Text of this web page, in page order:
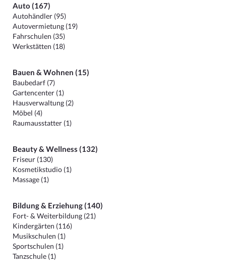
Auto (167)
Autohändler (95)
Autovermietung (19)
Fahrschulen (35)
Werkstätten (18)
Bauen & Wohnen (15)
Baubedarf (7)
Gartencenter (1)
Hausverwaltung (2)
Möbel (4)
Raumausstatter (1)
Beauty & Wellness (132)
Friseur (130)
Kosmetikstudio (1)
Massage (1)
Bildung & Erziehung (140)
Fort- & Weiterbildung (21)
Kindergärten (116)
Musikschulen (1)
Sportschulen (1)
Tanzschule (1)